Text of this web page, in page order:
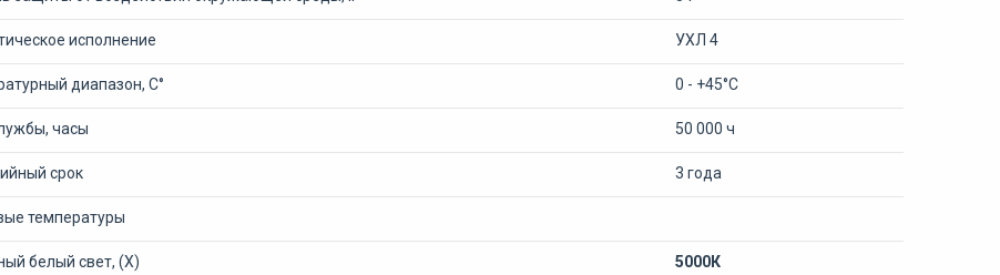
исполнение УХЛ 4
диапазон, С° 0 - +45°С
часы 50 000 ч
срок 3 года
температуры
белый свет, (Х) 5000К